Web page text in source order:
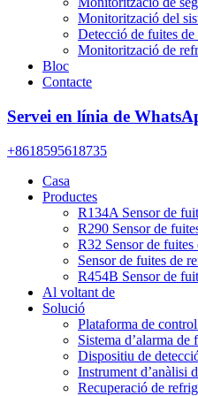
Monitorització del
Detecció de fuites
Monitorització de
Bloc
Contacte
Servei en línia de
+8618595618735
Casa
Productes
R134A Sensor de
R290 Sensor de
R32 Sensor de fuites
Sensor de fuites de
R454B Sensor de
Al voltant de
Solució
Plataforma de
Sistema d’alarma
Dispositiu de
Instrument d’anàlisi
Recuperació de